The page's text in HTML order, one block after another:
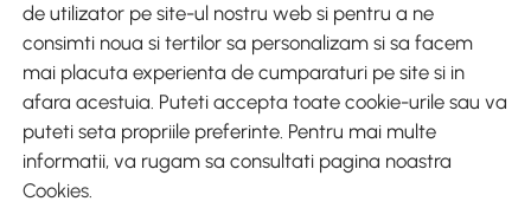
Google Play
+40 312294730 clienti@aosom.ro
Romania, Bucureşti Sectorul 2, Str. Barbu Paris Mumuleanu, Nr. 30-
de utilizator pe site-ul nostru web si pentru a ne
consimti noua si tertilor sa personalizam si sa facem
mai placuta experienta de cumparaturi pe site si in
afara acestuia. Puteti accepta toate cookie-urile sau va
puteti seta propriile preferinte. Pentru mai multe
informatii, va rugam sa consultati pagina noastra
Cookies.